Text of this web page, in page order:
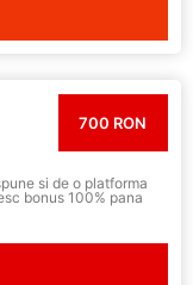
700 RON
si de o platforma
bonus 100% pana